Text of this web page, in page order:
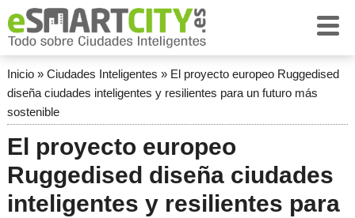
Inicio» Ciudades Inteligentes » El proyecto europeo Ruggedised
diseña ciudades inteligentes y resilientes para un futuro más
sostenible
El proyecto europeo
Ruggedised diseña ciudades
inteligentes y resilientes para